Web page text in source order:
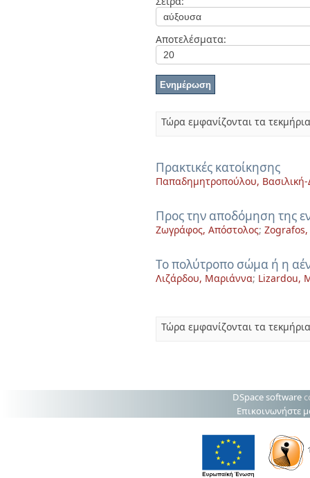
Αποτελέσματα:
Τώρα εμφανίζονται τα
Πρακτικές κατοίκησης
Παπαδημητροπούλου,
Προς την αποδόμηση της
Ζωγράφος, Απόστολος;
Το πολύτροπο σώμα ή η
Λιζάρδου, Μαριάννα; Lizardou,
Τώρα εμφανίζονται τα
DSpace software
Επικοινωνήστε